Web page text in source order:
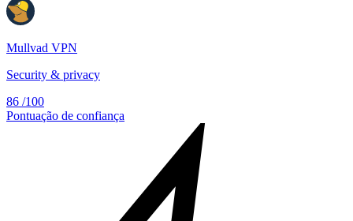
Mullvad VPN
Security & privacy
86 /100
Pontuação de confiança